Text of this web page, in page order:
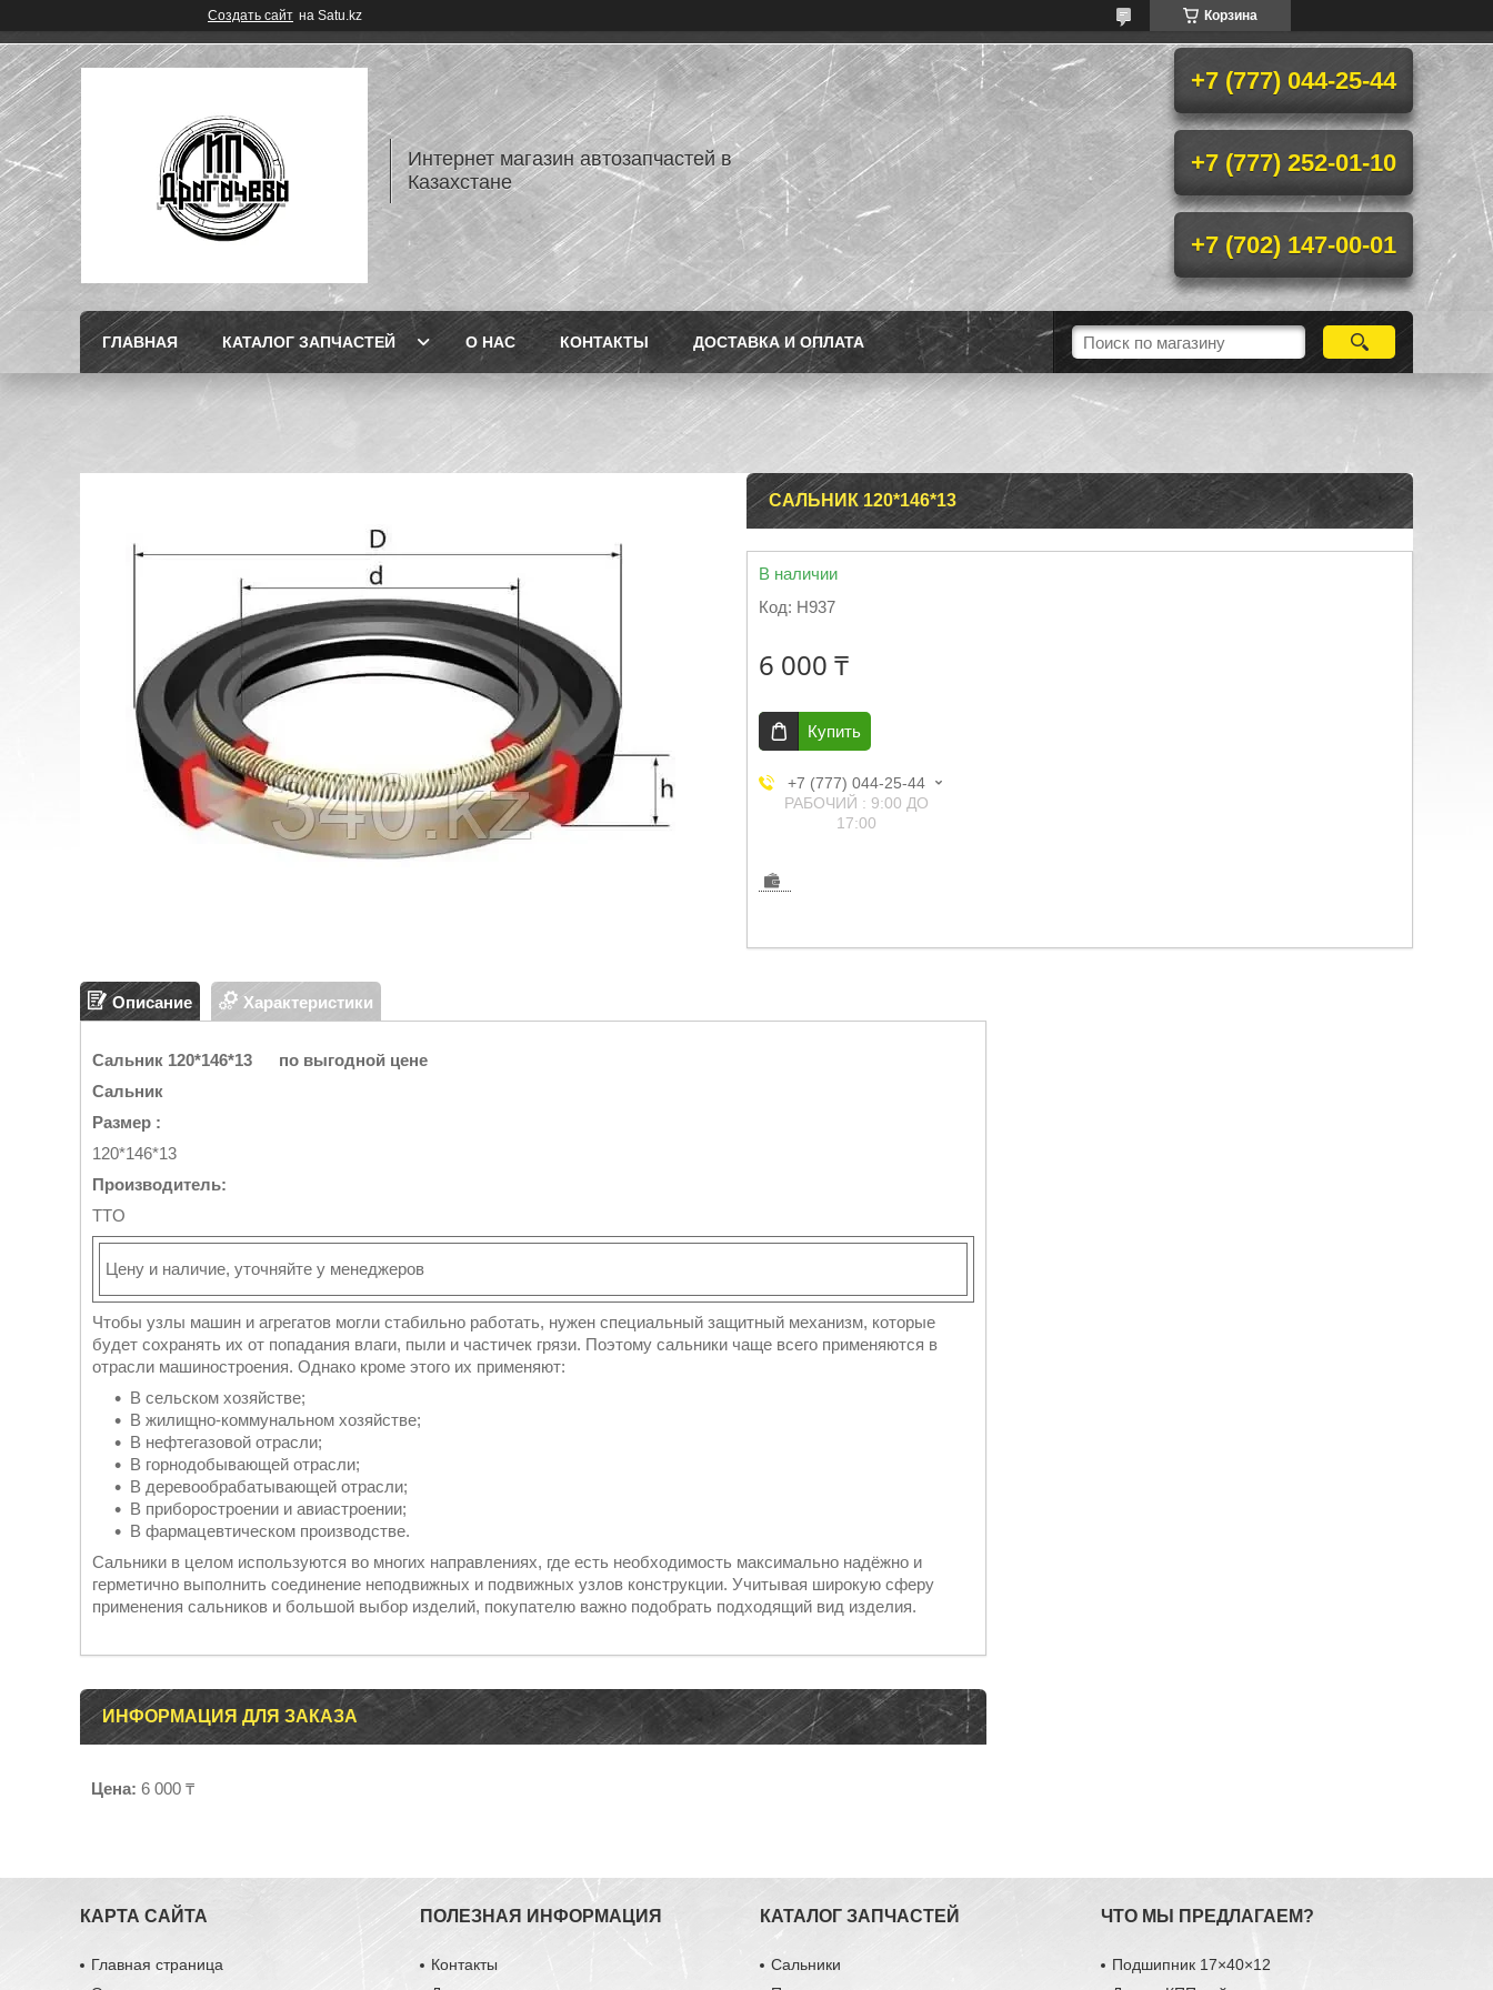
Создать сайт на Satu.kz Корзина
Интернет магазин автозапчастей в
Казахстане
+7 (777) 044-25-44
+7 (777) 252-01-10
+7 (702) 147-00-01
ГЛАВНАЯ КАТАЛОГ ЗАПЧАСТЕЙ О НАС КОНТАКТЫ ДОСТАВКА И ОПЛАТА
САЛЬНИК 120*146*13
В наличии
Код: H937
6 000 ₸
Купить
+7 (777) 044-25-44
РАБОЧИЙ : 9:00 ДО
17:00
Описание Характеристики
Сальник 120*146*13 по выгодной цене
Сальник
Размер :
120*146*13
Производитель:
TTO
Цену и наличие, уточняйте у менеджеров
Чтобы узлы машин и агрегатов могли стабильно работать, нужен специальный защитный механизм, которые
будет сохранять их от попадания влаги, пыли и частичек грязи. Поэтому сальники чаще всего применяются в
отрасли машиностроения. Однако кроме этого их применяют:
В сельском хозяйстве;
В жилищно-коммунальном хозяйстве;
В нефтегазовой отрасли;
В горнодобывающей отрасли;
В деревообрабатывающей отрасли;
В приборостроении и авиастроении;
В фармацевтическом производстве.
Сальники в целом используются во многих направлениях, где есть необходимость максимально надёжно и
герметично выполнить соединение неподвижных и подвижных узлов конструкции. Учитывая широкую сферу
применения сальников и большой выбор изделий, покупателю важно подобрать подходящий вид изделия.
ИНФОРМАЦИЯ ДЛЯ ЗАКАЗА
Цена: 6 000 ₸
КАРТА САЙТА
Главная страница
ПОЛЕЗНАЯ ИНФОРМАЦИЯ
Контакты
КАТАЛОГ ЗАПЧАСТЕЙ
Сальники
ЧТО МЫ ПРЕДЛАГАЕМ?
Подшипник 17×40×12